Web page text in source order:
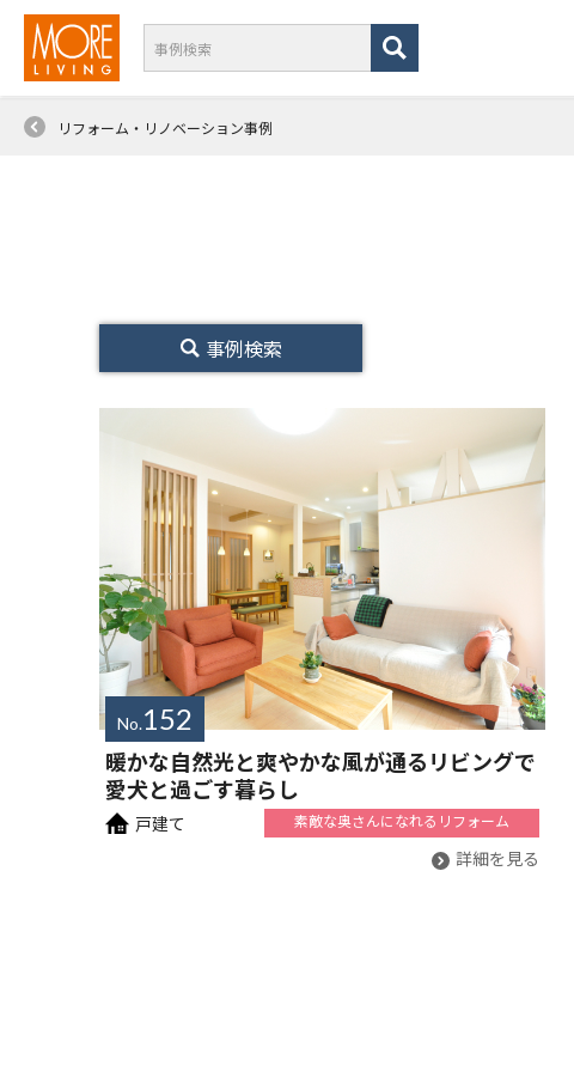
リフォーム・リノベーション事例
事例検索
No.152
暖かな自然光と爽やかな風が通るリビングで
愛犬と過ごす暮らし
戸建て 素敵な奥さんになれるリフォーム
詳細を見る